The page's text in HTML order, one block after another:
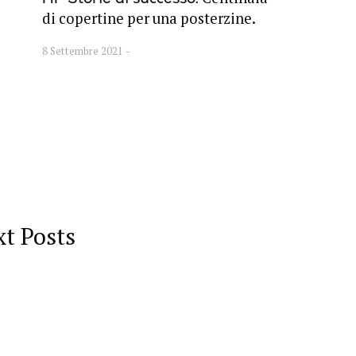
di copertine per una posterzine.
8 Settembre 2021
Posts